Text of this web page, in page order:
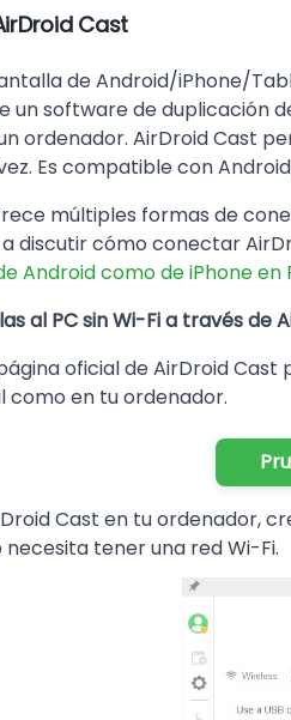
Cast
de Android/iPhone/
un software de duplicación
ordenador. AirDroid Cast
Es compatible con
múltiples formas de
discutir cómo conectar
Android como de iPhone en
al PC sin Wi-Fi a través de
oficial de AirDroid
como en tu ordenador.
Cast en tu ordenador,
tener una red Wi-Fi.